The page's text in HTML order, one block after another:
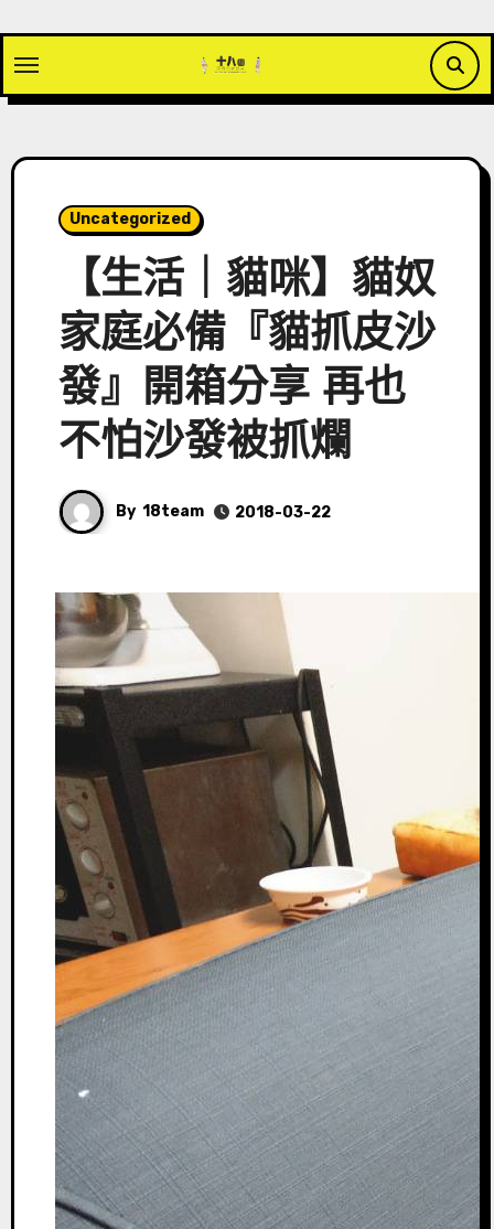
content
Uncategorized
【生活｜貓咪】貓奴
家庭必備『貓抓皮沙
發』開箱分享 再也
不怕沙發被抓爛
By 18team 2018-03-22